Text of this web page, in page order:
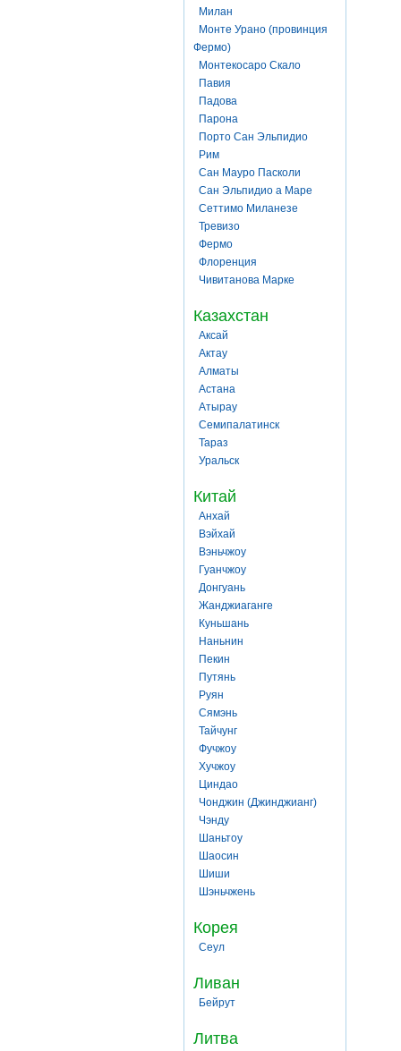
Милан
Монте Урано (провинция
Фермо)
Монтекосаро Скало
Павия
Падова
Парона
Порто Сан Эльпидио
Рим
Сан Мауро Пасколи
Сан Эльпидио а Маре
Сеттимо Миланезе
Тревизо
Фермо
Флоренция
Чивитанова Марке
Казахстан
Аксай
Актау
Алматы
Астана
Атырау
Семипалатинск
Тараз
Уральск
Китай
Анхай
Вэйхай
Вэньчжоу
Гуанчжоу
Донгуань
Жанджиаганге
Куньшань
Наньнин
Пекин
Путянь
Руян
Сямэнь
Тайчунг
Фучжоу
Хучжоу
Циндао
Чонджин (Джинджианг)
Чэнду
Шаньтоу
Шаосин
Шиши
Шэньчжень
Корея
Сеул
Ливан
Бейрут
Литва